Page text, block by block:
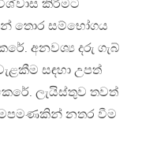
කිරීමට
තොර සම්භෝගය
අනවශ්‍ය දරු ගැබ්
සඳහා උපත්
ලැයිස්තුව තවත්
නතර වීම